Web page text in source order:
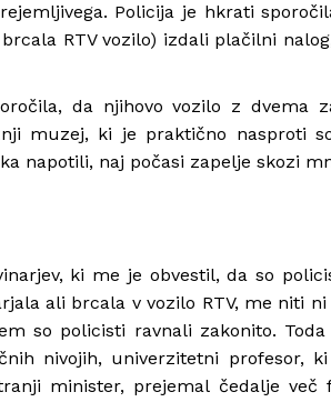
Policija je hkrati
RTV vozilo) izdali plačilni
da njihovo vozilo z dvema
muzej, ki je praktično nasproti
napotili, naj počasi zapelje skozi
ki me je obvestil, da so
ali brcala v vozilo RTV, me niti
so policisti ravnali zakonito.
nivojih, univerzitetni profesor,
minister, prejemal čedalje